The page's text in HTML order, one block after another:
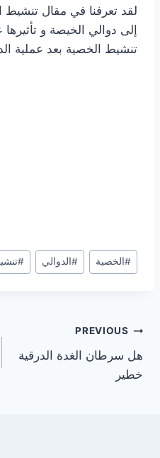
لقد تعرفنا في مقال تنشيط
إلى دوالي الخيصة و
تنشيط الخصية بعد عملية
Post
Tags:
#الخصية #الدوالي #
تصفّح
المقالات
PREVIOUS
هل سرطان الغدة الدرقية
خطير